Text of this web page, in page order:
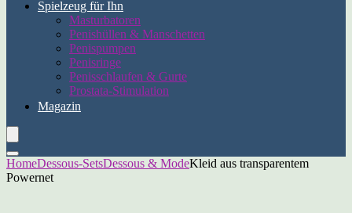
Spielzeug für Ihn
Masturbatoren
Penishüllen & Manschetten
Penispumpen
Penisringe
Penisschlaufen & Gurte
Prostata-Stimulation
Magazin
HomeDessous-SetsDessous & ModeKleid aus transparentem
Powernet